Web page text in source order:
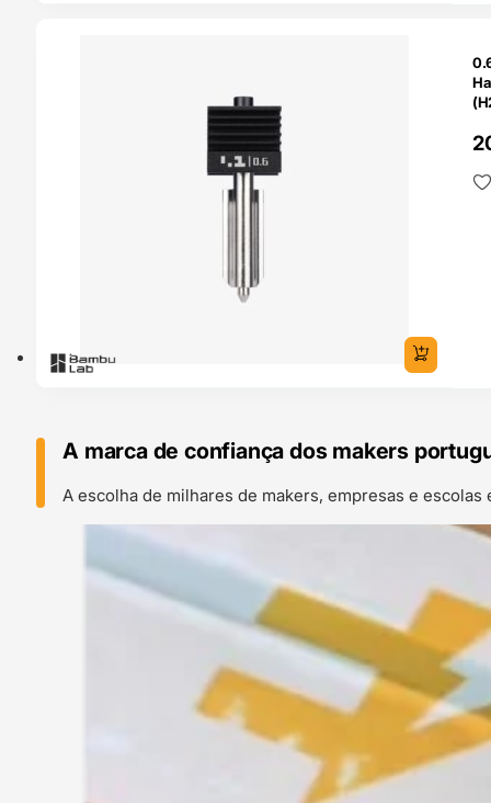
A marca de confiança dos makers
A escolha de milhares de makers, empresas e escolas